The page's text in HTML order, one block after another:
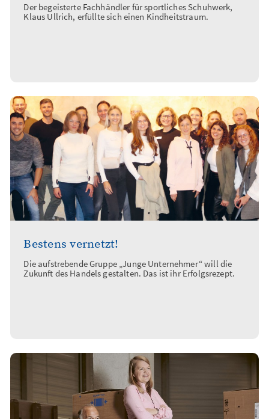
Der begeisterte Fachhändler für sportliches Schuhwerk,
Klaus Ullrich, erfüllte sich einen Kindheitstraum.
Bestens vernetzt!
Die aufstrebende Gruppe „Junge Unternehmer“ will die
Zukunft des Handels gestalten. Das ist ihr Erfolgsrezept.